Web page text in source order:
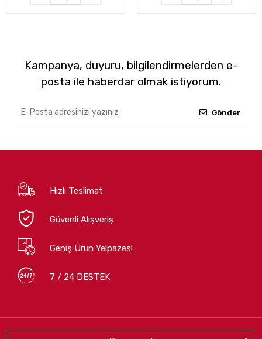
Kampanya, duyuru, bilgilendirmelerden e-
posta ile haberdar olmak istiyorum.
Gönder
Hızlı Teslimat
Güvenli Alışveriş
Geniş Ürün Yelpazesi
7 / 24 DESTEK